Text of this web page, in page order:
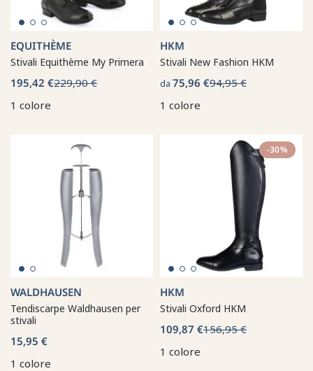
EQUITHÈME
Stivali Equithème My Primera
195,42 €229,90 €
1 colore
HKM
Stivali New Fashion HKM
da 75,96 €94,95 €
1 colore
WALDHAUSEN
Tendiscarpe Waldhausen per
stivali
15,95 €
1 colore
-30%
HKM
Stivali Oxford HKM
109,87 €156,95 €
1 colore